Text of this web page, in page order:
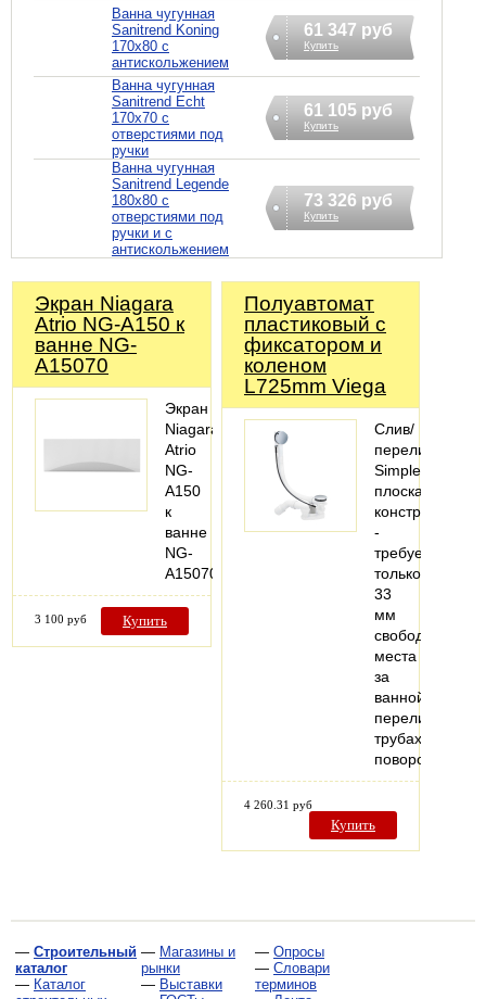
Ванна чугунная
Sanitrend Koning
170х80 с
антискольжением
61 347 руб
Купить
Ванна чугунная
Sanitrend Echt
170х70 с
отверстиями под
ручки
61 105 руб
Купить
Ванна чугунная
Sanitrend Legende
180х80 с
отверстиями под
ручки и с
антискольжением
73 326 руб
Купить
Экран Niagara
Atrio NG-A150 к
ванне NG-
A15070
Экран
Niagara
Atrio
NG-
A150
к
ванне
NG-
A15070
3 100 руб Купить
Полуавтомат
пластиковый с
фиксатором и
коленом
L725mm Viega
Слив/
перелив
Simplex
плоская
конструкция
-
требуется
только
33
мм
свободного
места
за
переливная
поворотная…
4 260.31 руб
Купить
— Строительный
каталог
— Каталог
— Магазины и
рынки
— Выставки
— Опросы
— Словари
терминов